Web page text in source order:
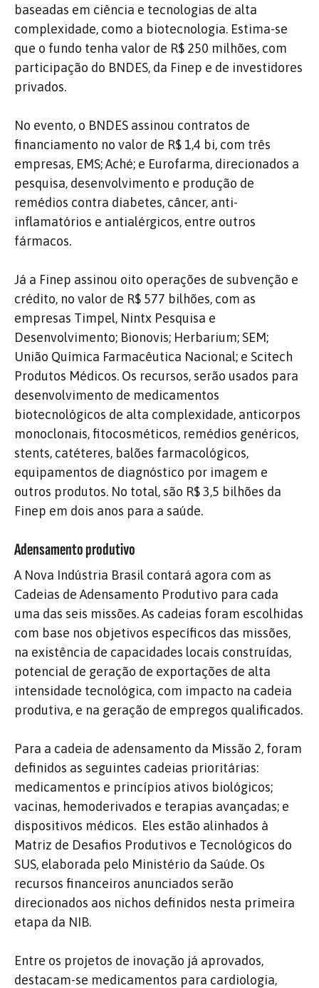
baseadas em ciência e tecnologias de alta
complexidade, como a biotecnologia. Estima-se
que o fundo tenha valor de R$ 250 milhões, com
participação do BNDES, da Finep e de investidores
privados.
No evento, o BNDES assinou contratos de
financiamento no valor de R$ 1,4 bi, com três
empresas, EMS; Aché; e Eurofarma, direcionados a
pesquisa, desenvolvimento e produção de
remédios contra diabetes, câncer, anti-
inflamatórios e antialérgicos, entre outros
fármacos.
Já a Finep assinou oito operações de subvenção e
crédito, no valor de R$ 577 bilhões, com as
empresas Timpel, Nintx Pesquisa e
Desenvolvimento; Bionovis; Herbarium; SEM;
União Química Farmacêutica Nacional; e Scitech
Produtos Médicos. Os recursos, serão usados para
desenvolvimento de medicamentos
biotecnológicos de alta complexidade, anticorpos
monoclonais, fitocosméticos, remédios genéricos,
stents, catéteres, balões farmacológicos,
equipamentos de diagnóstico por imagem e
outros produtos. No total, são R$ 3,5 bilhões da
Finep em dois anos para a saúde.
Adensamento produtivo
A Nova Indústria Brasil contará agora com as
Cadeias de Adensamento Produtivo para cada
uma das seis missões. As cadeias foram escolhidas
com base nos objetivos específicos das missões,
na existência de capacidades locais construídas,
potencial de geração de exportações de alta
intensidade tecnológica, com impacto na cadeia
produtiva, e na geração de empregos qualificados.
Para a cadeia de adensamento da Missão 2, foram
definidos as seguintes cadeias prioritárias:
medicamentos e princípios ativos biológicos;
vacinas, hemoderivados e terapias avançadas; e
dispositivos médicos. Eles estão alinhados à
Matriz de Desafios Produtivos e Tecnológicos do
SUS, elaborada pelo Ministério da Saúde. Os
recursos financeiros anunciados serão
direcionados aos nichos definidos nesta primeira
etapa da NIB.
Entre os projetos de inovação já aprovados,
destacam-se medicamentos para cardiologia,